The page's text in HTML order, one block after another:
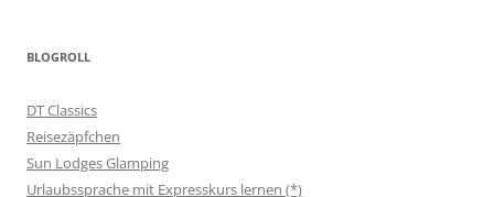
BLOGROLL
DT Classics
Reisezäpfchen
Sun Lodges Glamping
Urlaubssprache mit Expresskurs lernen (*)